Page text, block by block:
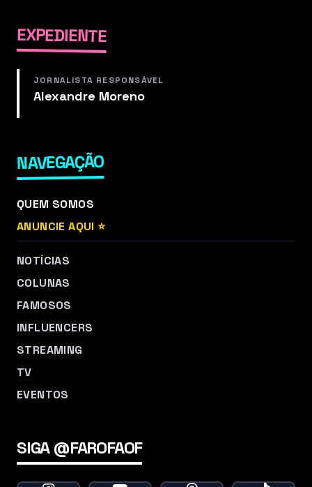
EXPEDIENTE
JORNALISTA RESPONSÁVEL
Alexandre Moreno
NAVEGAÇÃO
QUEM SOMOS
ANUNCIE AQUI ⭐
NOTÍCIAS
COLUNAS
FAMOSOS
INFLUENCERS
STREAMING
TV
EVENTOS
SIGA @FAROFAOF